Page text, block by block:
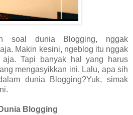
soal dunia Blogging, nggak
Makin kesini, ngeblog itu nggak
aja. Tapi banyak hal yang harus
mengasyikkan ini. Lalu, apa sih
dunia Blogging?Yuk, simak
Blogging